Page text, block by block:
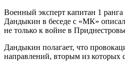
Военный эксперт капитан 1 ранга
Дандыкин в беседе с «МК»
не только к войне в
Дандыкин полагает, что
направлений, вторым из которых